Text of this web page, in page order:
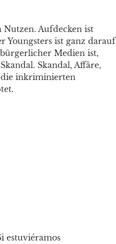
Nutzen. Aufdecken ist
Youngsters ist ganz darauf
Medien ist,
Skandal, Affäre,
die inkriminierten
estuviéramos